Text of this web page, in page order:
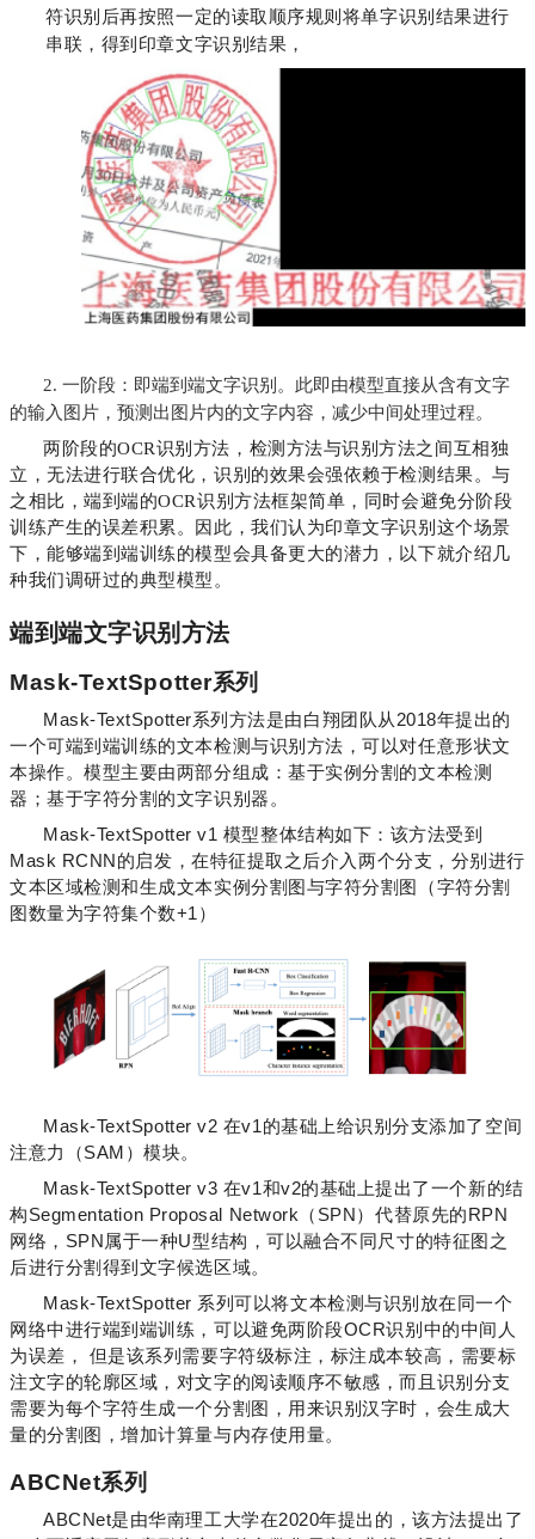
符识别后再按照一定的读取顺序规则将单字识别结果进行
串联，得到印章文字识别结果，
2. 一阶段：即端到端文字识别。此即由模型直接从含有文字
的输入图片，预测出图片内的文字内容，减少中间处理过程。
两阶段的OCR识别方法，检测方法与识别方法之间互相独
立，无法进行联合优化，识别的效果会强依赖于检测结果。与
之相比，端到端的OCR识别方法框架简单，同时会避免分阶段
训练产生的误差积累。因此，我们认为印章文字识别这个场景
下，能够端到端训练的模型会具备更大的潜力，以下就介绍几
种我们调研过的典型模型。
端到端文字识别方法
Mask-TextSpotter系列
Mask-TextSpotter系列方法是由白翔团队从2018年提出的
一个可端到端训练的文本检测与识别方法，可以对任意形状文
本操作。模型主要由两部分组成：基于实例分割的文本检测
器；基于字符分割的文字识别器。
Mask-TextSpotter v1 模型整体结构如下：该方法受到
Mask RCNN的启发，在特征提取之后介入两个分支，分别进行
文本区域检测和生成文本实例分割图与字符分割图（字符分割
图数量为字符集个数+1）
Mask-TextSpotter v2 在v1的基础上给识别分支添加了空间
注意力（SAM）模块。
Mask-TextSpotter v3 在v1和v2的基础上提出了一个新的结
构Segmentation Proposal Network（SPN）代替原先的RPN
网络，SPN属于一种U型结构，可以融合不同尺寸的特征图之
后进行分割得到文字候选区域。
Mask-TextSpotter 系列可以将文本检测与识别放在同一个
网络中进行端到端训练，可以避免两阶段OCR识别中的中间人
为误差， 但是该系列需要字符级标注，标注成本较高，需要标
注文字的轮廓区域，对文字的阅读顺序不敏感，而且识别分支
需要为每个字符生成一个分割图，用来识别汉字时，会生成大
量的分割图，增加计算量与内存使用量。
ABCNet系列
ABCNet是由华南理工大学在2020年提出的，该方法提出了